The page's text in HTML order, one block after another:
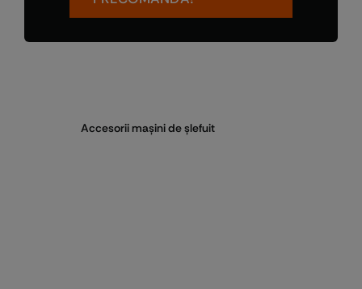
Accesorii maşini de şlefuit